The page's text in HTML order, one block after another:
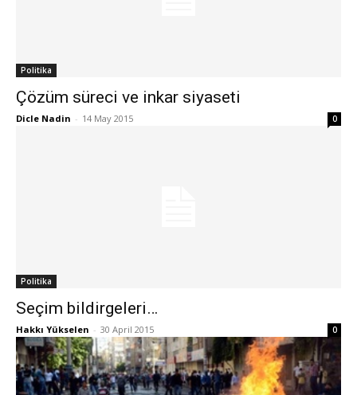
Politika
Çözüm süreci ve inkar siyaseti
Dicle Nadin - 14 May 2015 0
Politika
Seçim bildirgeleri…
Hakkı Yükselen - 30 April 2015 0